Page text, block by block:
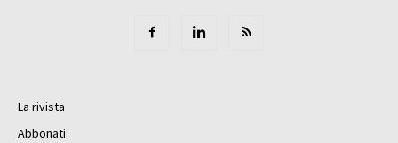
La rivista
Abbonati